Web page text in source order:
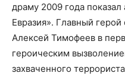
драму 2009 года
Евразия». Главный
Алексей Тимофеев в
героическим
захваченного